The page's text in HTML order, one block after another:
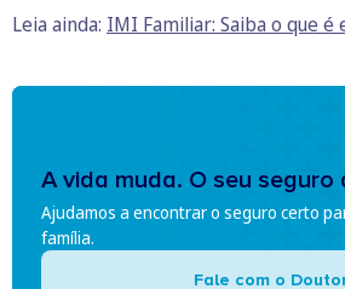
Leia ainda: IMI Familiar: Saiba o que é
A vida muda. O seu seguro
Ajudamos a encontrar o seguro certo
família.
Fale com o